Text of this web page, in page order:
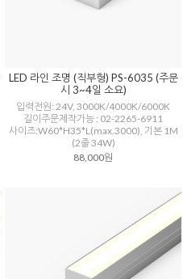
LED 라인 조명 (직부형) PS-6035 (주문
시 3~4일 소요)
입력전원: 24V, 3000K/4000K/6000K
길이주문제작가능 : 02-2265-6911
사이즈:W60*H35*L(max.3000), 기본 1M
(2줄 34W)
88,000원